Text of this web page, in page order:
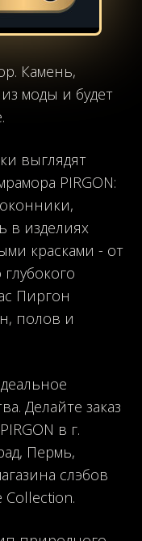
Камень,
моды и будет
выглядят
PIRGON:
в изделиях
красками - от
Пиргон
полов и
Делайте заказ
в г.
Пермь,
слэбов
Collection.